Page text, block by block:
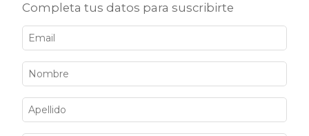
Inicio > Sellos > Numeradores > Combos numeradores
15mm de altura
Filtrar
Completa tus datos para suscribirte